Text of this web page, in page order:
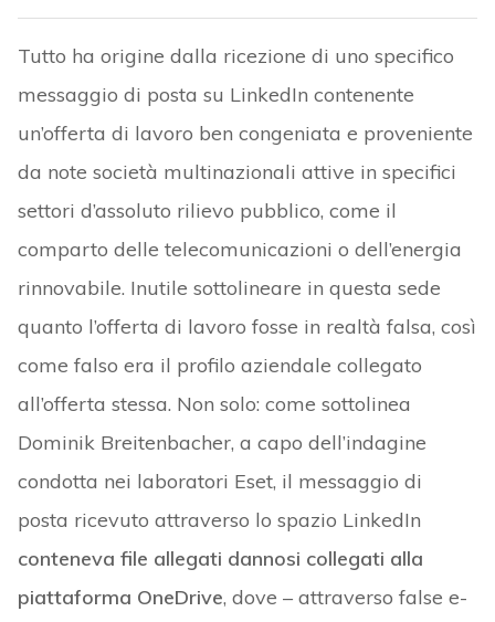
Tutto ha origine dalla ricezione di uno specifico
messaggio di posta su LinkedIn contenente
un’offerta di lavoro ben congeniata e proveniente
da note società multinazionali attive in specifici
settori d’assoluto rilievo pubblico, come il
comparto delle telecomunicazioni o dell’energia
rinnovabile. Inutile sottolineare in questa sede
quanto l’offerta di lavoro fosse in realtà falsa, così
come falso era il profilo aziendale collegato
all’offerta stessa. Non solo: come sottolinea
Dominik Breitenbacher, a capo dell’indagine
condotta nei laboratori Eset, il messaggio di
posta ricevuto attraverso lo spazio LinkedIn
conteneva file allegati dannosi collegati alla
piattaforma OneDrive, dove – attraverso false e-